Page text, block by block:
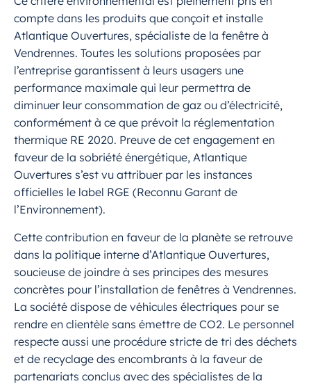
compte dans les produits que conçoit et installe
Atlantique Ouvertures, spécialiste de la fenêtre à
Vendrennes. Toutes les solutions proposées par
l’entreprise garantissent à leurs usagers une
performance maximale qui leur permettra de
diminuer leur consommation de gaz ou d’électricité,
conformément à ce que prévoit la réglementation
thermique RE 2020. Preuve de cet engagement en
faveur de la sobriété énergétique, Atlantique
Ouvertures s’est vu attribuer par les instances
officielles le label RGE (Reconnu Garant de
l’Environnement).
Cette contribution en faveur de la planète se retrouve
dans la politique interne d’Atlantique Ouvertures,
soucieuse de joindre à ses principes des mesures
concrètes pour l’installation de fenêtres à Vendrennes.
La société dispose de véhicules électriques pour se
rendre en clientèle sans émettre de CO2. Le personnel
respecte aussi une procédure stricte de tri des déchets
et de recyclage des encombrants à la faveur de
partenariats conclus avec des spécialistes de la